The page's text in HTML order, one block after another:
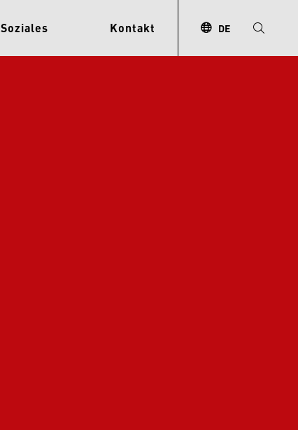
Soziales Kontakt DE